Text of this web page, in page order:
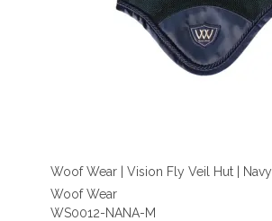
Woof Wear | Vision Fly Veil Hut | Navy
Woof Wear
WS0012-NANA-M